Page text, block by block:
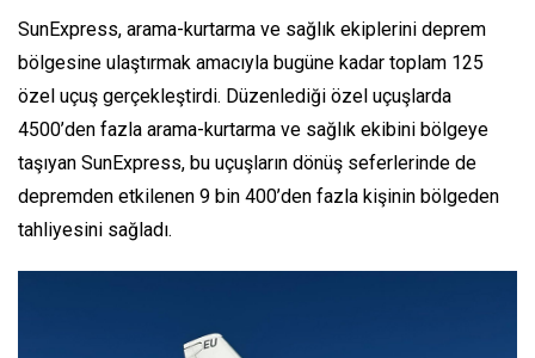
SunExpress, arama-kurtarma ve sağlık ekiplerini deprem
bölgesine ulaştırmak amacıyla bugüne kadar toplam 125
özel uçuş gerçekleştirdi. Düzenlediği özel uçuşlarda
4500’den fazla arama-kurtarma ve sağlık ekibini bölgeye
taşıyan SunExpress, bu uçuşların dönüş seferlerinde de
depremden etkilenen 9 bin 400’den fazla kişinin bölgeden
tahliyesini sağladı.